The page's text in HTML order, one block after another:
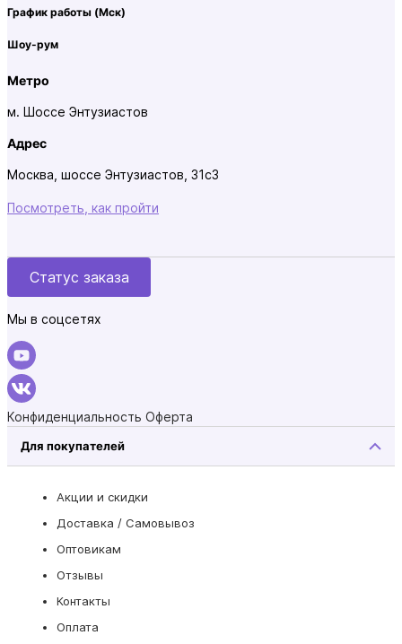
График работы (Мск)
Шоу-рум
Метро
м. Шоссе Энтузиастов
Адрес
Москва, шоссе Энтузиастов, 31с3
Посмотреть, как пройти
Статус заказа
Мы в соцсетях
Конфиденциальность Оферта
Для покупателей
Акции и скидки
Доставка / Самовывоз
Оптовикам
Отзывы
Контакты
Оплата